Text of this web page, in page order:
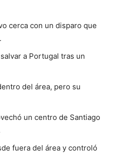
cerca con un disparo que
a Portugal tras un
del área, pero su
un centro de Santiago
fuera del área y controló